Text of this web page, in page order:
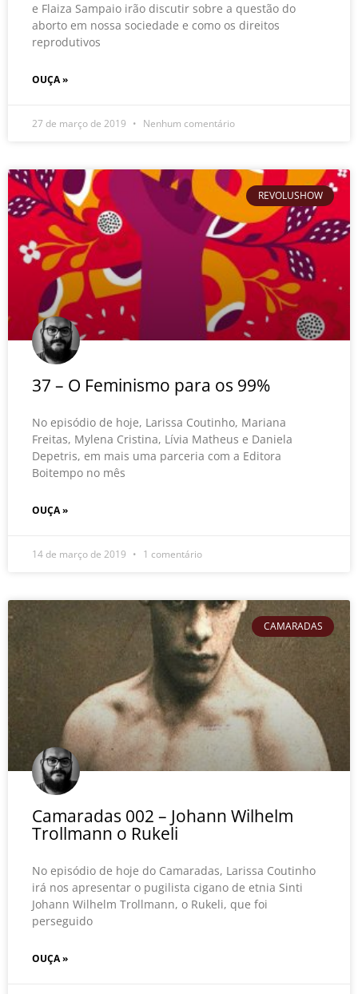
e Flaiza Sampaio irão discutir sobre a questão do
aborto em nossa sociedade e como os direitos
reprodutivos
OUÇA »
27 de março de 2019 Nenhum comentário
REVOLUSHOW
37 – O Feminismo para os 99%
No episódio de hoje, Larissa Coutinho, Mariana
Freitas, Mylena Cristina, Lívia Matheus e Daniela
Depetris, em mais uma parceria com a Editora
Boitempo no mês
OUÇA »
14 de março de 2019 1 comentário
CAMARADAS
Camaradas 002 – Johann Wilhelm
Trollmann o Rukeli
No episódio de hoje do Camaradas, Larissa Coutinho
irá nos apresentar o pugilista cigano de etnia Sinti
Johann Wilhelm Trollmann, o Rukeli, que foi
perseguido
OUÇA »